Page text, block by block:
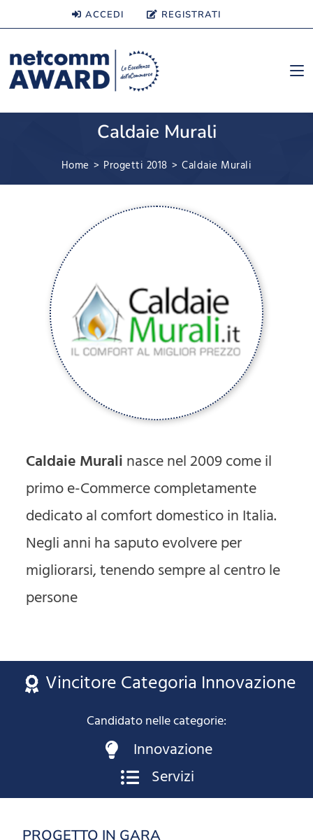
ACCEDI REGISTRATI
Caldaie Murali
Home > Progetti 2018 > Caldaie Murali
Caldaie Murali nasce nel 2009 come il
primo e-Commerce completamente
dedicato al comfort domestico in Italia.
Negli anni ha saputo evolvere per
migliorarsi, tenendo sempre al centro le
persone
Vincitore Categoria Innovazione
Candidato nelle categorie:
Innovazione
Servizi
PROGETTO IN GARA